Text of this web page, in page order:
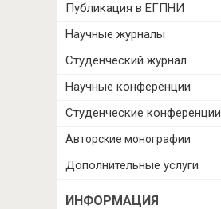
Публикация в ЕГПНИ
Научные журналы
Студенческий журнал
Научные конференции
Студенческие конференции
Авторские монографии
Дополнительные услуги
ИНФОРМАЦИЯ